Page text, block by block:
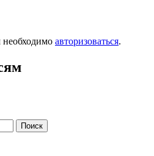
необходимо авторизоваться.